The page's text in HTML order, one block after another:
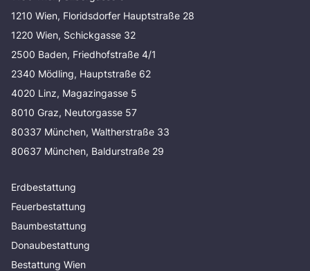
1210 Wien, Floridsdorfer Hauptstraße 28
1220 Wien, Schickgasse 32
2500 Baden, Friedhofstraße 4/1
2340 Mödling, Hauptstraße 62
4020 Linz, Magazingasse 5
8010 Graz, Neutorgasse 57
80337 München, Waltherstraße 33
80637 München, Baldurstraße 29
Erdbestattung
Feuerbestattung
Baumbestattung
Donaubestattung
Bestattung Wien